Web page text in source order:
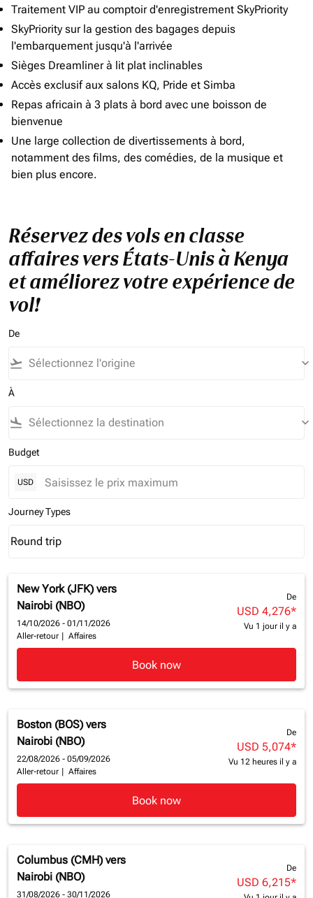
Traitement VIP au comptoir d'enregistrement SkyPriority
SkyPriority sur la gestion des bagages depuis
l'embarquement jusqu'à l'arrivée
Sièges Dreamliner à lit plat inclinables
Accès exclusif aux salons KQ, Pride et Simba
Repas africain à 3 plats à bord avec une boisson de
bienvenue
Une large collection de divertissements à bord,
notamment des films, des comédies, de la musique et
bien plus encore.
Réservez des vols en classe
affaires vers États-Unis à Kenya
et améliorez votre expérience de
vol!
De
flight_takeoff keyboard_arrow_down
À
flight_land keyboard_arrow_down
Budget
USD
Journey Types
Journey Types option Round trip Selected
Round trip
keyboard_arrow_down
New York (JFK) vers
Nairobi (NBO)
14/10/2026 - 01/11/2026
Aller-retour
Affaires
De
USD 4,276*
Vu 1 jour il y a
Book now
Boston (BOS) vers
Nairobi (NBO)
22/08/2026 - 05/09/2026
Aller-retour
Affaires
De
USD 5,074*
Vu 12 heures il y a
Book now
Columbus (CMH) vers
Nairobi (NBO)
31/08/2026 - 30/11/2026
De
USD 6,215*